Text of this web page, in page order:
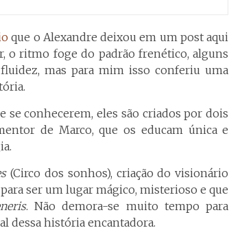
que o Alexandre deixou em um post aqui
o ritmo foge do padrão frenético, alguns
mas para mim isso conferiu uma
se conhecerem, eles são criados por dois
de Marco, que os educam única e
(Circo dos sonhos), criação do visionário
ser um lugar mágico, misterioso e que
. Não demora-se muito tempo para
dessa história encantadora.